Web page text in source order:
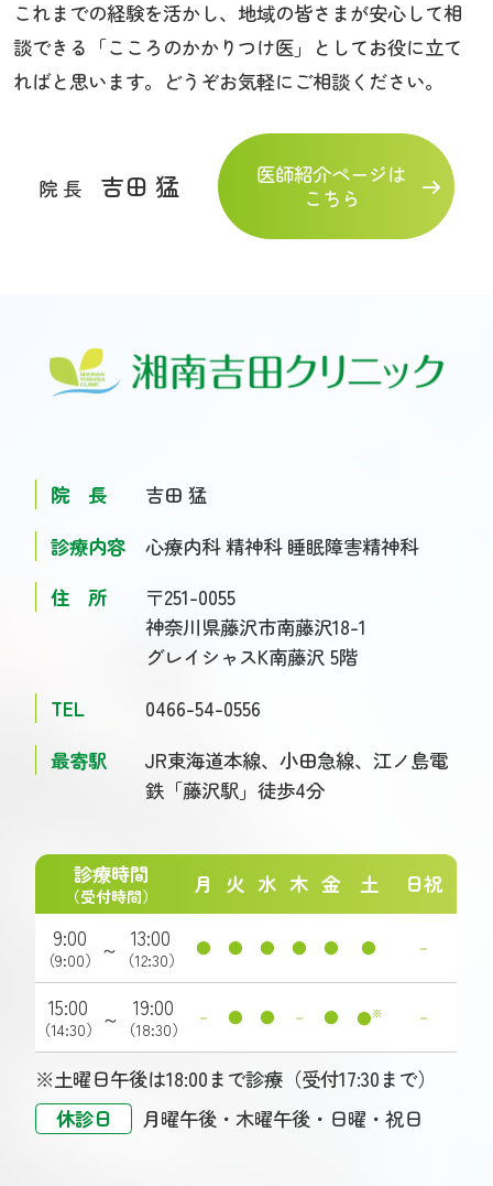
これまでの経験を活かし、地域の皆さまが安心して相
談できる「こころのかかりつけ医」としてお役に立て
ればと思います。どうぞお気軽にご相談ください。
院 長 吉田 猛
医師紹介ページは
こちら
院 長
吉田 猛
診療内容
心療内科 精神科 睡眠障害精神科
住 所
〒251-0055
神奈川県藤沢市南藤沢18-1
グレイシャスK南藤沢 5階
TEL
0466-54-0556
最寄駅
JR東海道本線、小田急線、江ノ島電
鉄 「藤沢駅」徒歩4分
※土曜日午後は18:00まで診療（受付17:30まで）
休診日
月曜午後・木曜午後・日曜・祝日
診療時間
（受付時間） 月 火 水 木 金 土
日祝
9:00
（9:00） ～ 13:00
（12:30）
● ● ● ● ● ● －
15:00
（14:30） ～ 19:00
（18:30）
－ ● ● － ● ●※ －